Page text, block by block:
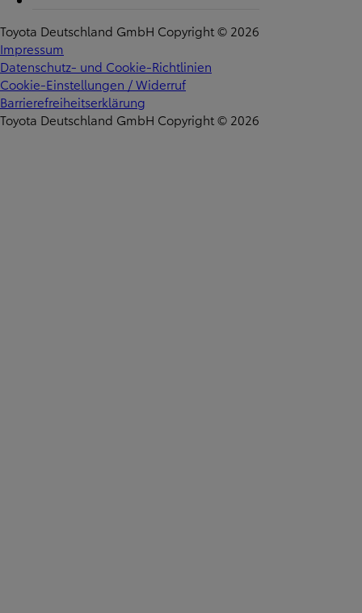
Toyota Deutschland GmbH Copyright © 2026
Impressum
Datenschutz- und Cookie-Richtlinien
Cookie-Einstellungen / Widerruf
Barrierefreiheitserklärung
Toyota Deutschland GmbH Copyright © 2026